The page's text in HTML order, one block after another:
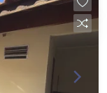
é Ribeirão
Fiusa;